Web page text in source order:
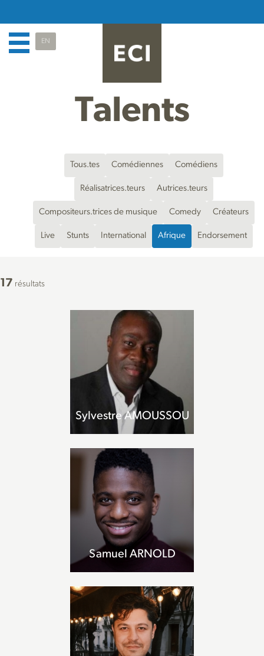
EN
Talents
Tous.tes Comédiennes Comédiens
Réalisatrices.teurs Autrices.teurs
Compositeurs.trices de musique Comedy Créateurs
Live Stunts International Afrique Endorsement
17 résultats
Sylvestre AMOUSSOU
Samuel ARNOLD